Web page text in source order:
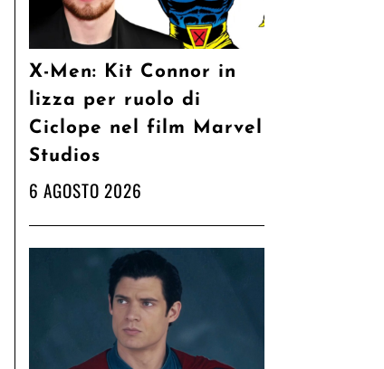
X-Men: Kit Connor in
lizza per ruolo di
Ciclope nel film Marvel
Studios
6 AGOSTO 2026